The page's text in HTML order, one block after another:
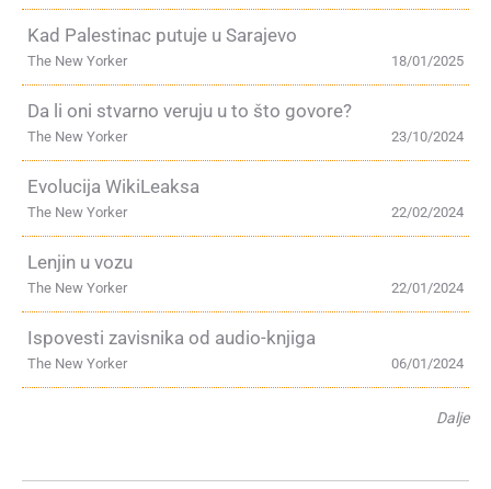
Kad Palestinac putuje u Sarajevo
18/01/2025
The New Yorker
Da li oni stvarno veruju u to što govore?
23/10/2024
The New Yorker
Evolucija WikiLeaksa
22/02/2024
The New Yorker
Lenjin u vozu
22/01/2024
The New Yorker
Ispovesti zavisnika od audio-knjiga
06/01/2024
The New Yorker
Dalje